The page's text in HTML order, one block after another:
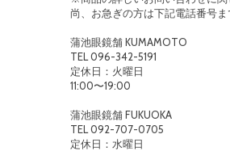
尚、お急ぎの方は下記電話番号ま
蒲池眼鏡舗 KUMAMOTO
TEL 096-342-5191
定休日：火曜日
11:00〜19:00
蒲池眼鏡舗 FUKUOKA
TEL 092-707-0705
定休日：水曜日